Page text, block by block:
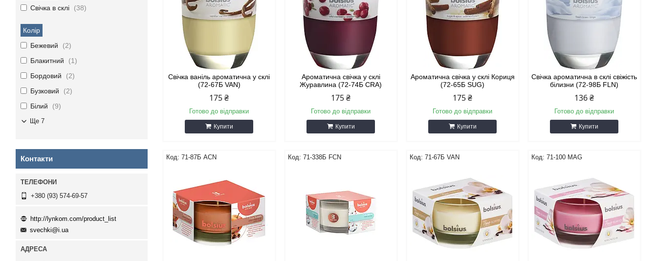
Свічка ваніль ароматична у склі
(72-67Б VAN)
175 ₴
Готово до відправки
Купити
Ароматична свічка у склі
Журавлина (72-74Б CRA)
175 ₴
Готово до відправки
Купити
Ароматична свічка у склі Кориця
(72-65Б SUG)
175 ₴
Готово до відправки
Купити
Свічка ароматична в склі свіжість
білизни (72-98Б FLN)
136 ₴
Готово до відправки
Купити
71-87Б ACN 71-338Б FCN 71-67Б VAN 71-100 MAG
Свічка в склі
38
Колір
Бежевий
2
Блакитний
1
Бордовий
2
Бузковий
2
Білий
9
Ще 7
Контакти
+380 (93) 574-69-57
http://lynkom.com/product_list
svechki@i.ua